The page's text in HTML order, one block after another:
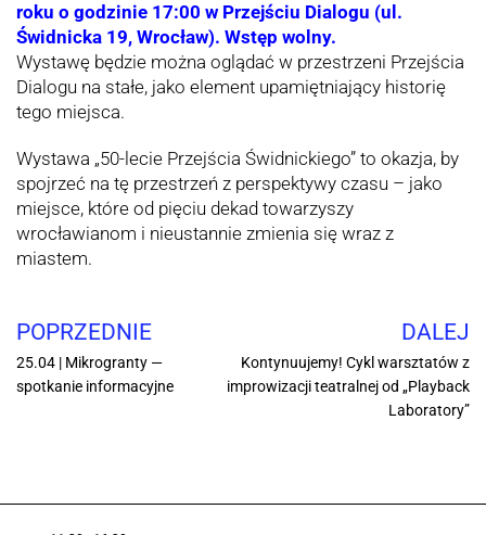
roku o godzinie 17:00 w Przejściu Dialogu (ul.
Świdnicka 19, Wrocław). Wstęp wolny.
Wystawę będzie można oglądać w przestrzeni Przejścia
Dialogu na stałe, jako element upamiętniający historię
tego miejsca.
Wystawa „50-lecie Przejścia Świdnickiego” to okazja, by
spojrzeć na tę przestrzeń z perspektywy czasu – jako
miejsce, które od pięciu dekad towarzyszy
wrocławianom i nieustannie zmienia się wraz z
miastem.
POPRZEDNIE
25.04 | Mikrogranty —
spotkanie informacyjne
DALEJ
Kontynuujemy! Cykl warsztatów z
improwizacji teatralnej od „Playback
Laboratory”